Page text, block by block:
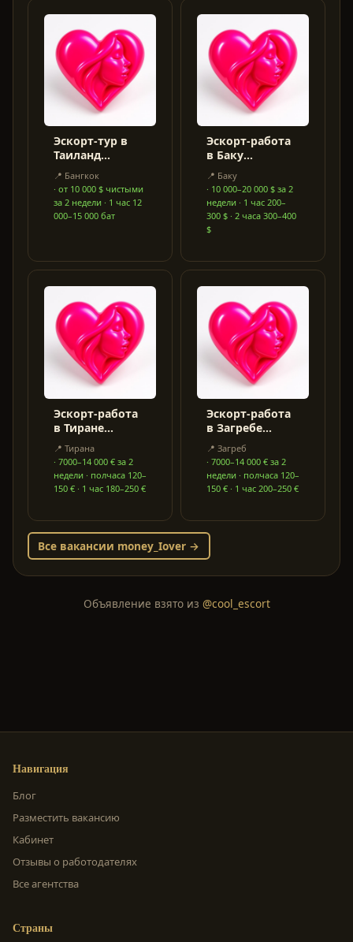
Эскорт-тур в
Таиланд
(Пхукет,
Бангкок) — от
MoneyLover
📍 Бангкок
· от 10 000 $ чистыми
за 2 недели · 1 час 12
000–15 000 бат
Эскорт-работа
в Баку
(Азербайджан)
— от
MoneyLover
📍 Баку
· 10 000–20 000 $ за 2
недели · 1 час 200–
300 $ · 2 часа 300–400
$
Эскорт-работа
в Тиране
MoneyLover
📍 Тирана
· 7000–14 000 € за 2
недели · полчаса 120–
150 € · 1 час 180–250 €
Эскорт-работа
в Загребе
(Хорватия) —
от MoneyLover
📍 Загреб
· 7000–14 000 € за 2
недели · полчаса 120–
150 € · 1 час 200–250 €
Все вакансии money_Iover →
Объявление взято из @cool_escort
Навигация
Блог
Разместить вакансию
Кабинет
Отзывы о работодателях
Все агентства
Страны